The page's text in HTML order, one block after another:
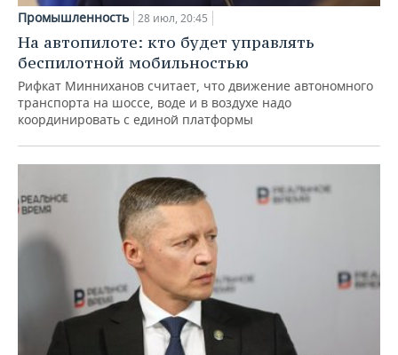
Промышленность 28 июл, 20:45
На автопилоте: кто будет управлять
беспилотной мобильностью
Рифкат Минниханов считает, что движение автономного
транспорта на шоссе, воде и в воздухе надо
координировать с единой платформы